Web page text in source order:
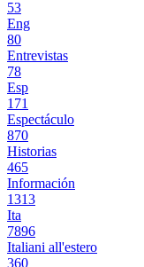
53
Eng
80
Entrevistas
78
Esp
171
Espectáculo
870
Historias
465
Información
1313
Ita
7896
Italiani all'estero
360